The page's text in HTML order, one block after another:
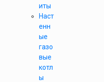
иты
Наст
енн
ые
газо
вые
котл
ы